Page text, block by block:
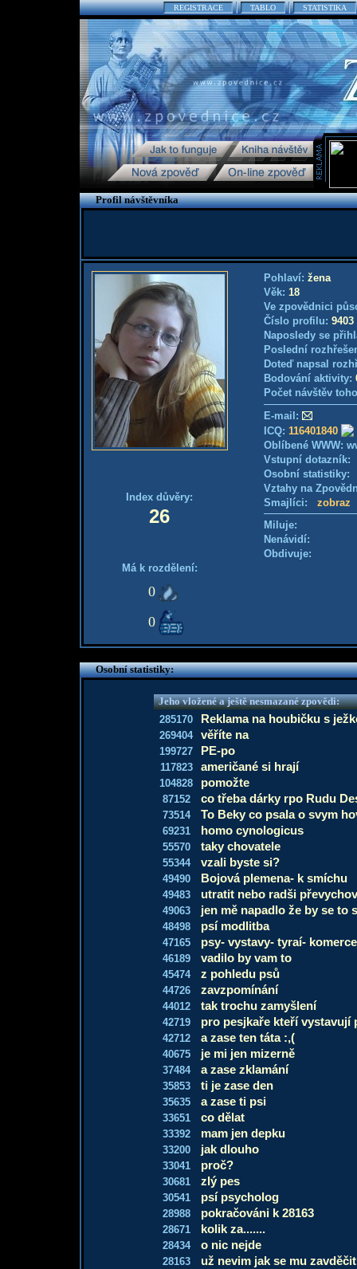
REGISTRACE TABLO STATISTIKA
Profil návštěvníka
Index důvěry:
26
Má k rozdělení:
0
0
Pohlaví: žena
Věk: 18
Ve zpovědnici
Číslo profilu: 9403
Naposledy se
Poslední
Doteď napsal
Bodování aktivity:
Počet návštěv
E-mail:
ICQ: 116401840
Oblíbené WWW:
Vstupní
Osobní
Vztahy na
Smajlíci: zobraz
Miluje:
Nenávidí:
Obdivuje:
Osobní statistiky:
Jeho vložené a ještě nesmazané zpovědi:
285170
Reklama na houbičku s
269404 věříte na
199727 PE-po
117823 američané si hrají
104828 pomožte
87152 co třeba dárky rpo Rudu
73514 To Beky co psala o svym
69231 homo cynologicus
55570 taky chovatele
55344 vzali byste si?
49490 Bojová plemena- k smíchu
49483 utratit nebo radši
49063 jen mě napadlo že by se to
48498 psí modlitba
47165 psy- vystavy- tyraí-
46189 vadilo by vam to
45474 z pohledu psů
44726 zavzpomínání
44012 tak trochu zamyšlení
42719 pro pesjkaře kteří vystavují
42712 a zase ten táta :,(
40675 je mi jen mizerně
37484 a zase zklamání
35853 ti je zase den
35635 a zase ti psi
33651 co dělat
33392 mam jen depku
33200 jak dlouho
33041 proč?
30681 zlý pes
30541 psí psycholog
28988 pokračováni k 28163
28671 kolik za.......
28434 o nic nejde
28163 už nevim jak se mu